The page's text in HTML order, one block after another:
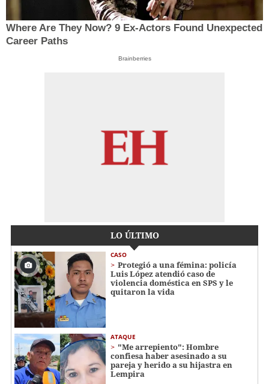
Where Are They Now? 9 Ex-Actors Found Unexpected
Career Paths
Brainberries
LO ÚLTIMO
CASO
Protegió a una fémina: policía
Luis López atendió caso de
violencia doméstica en SPS y le
quitaron la vida
ATAQUE
"Me arrepiento": Hombre
confiesa haber asesinado a su
pareja y herido a su hijastra en
Lempira